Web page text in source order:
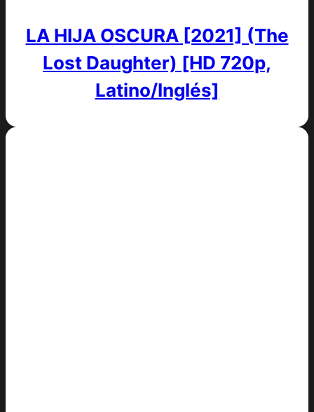
LA HIJA OSCURA [2021] (The
Lost Daughter) [HD 720p,
Latino/Inglés]